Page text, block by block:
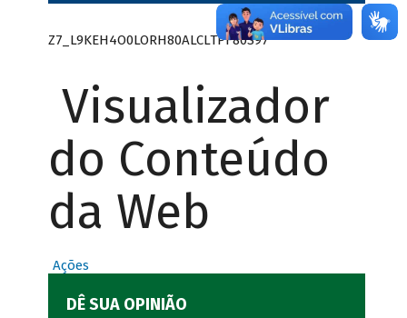
Z7_L9KEH4O0LORH80ALCLTPF80S97
Visualizador
do Conteúdo
da Web
Ações
DÊ SUA OPINIÃO